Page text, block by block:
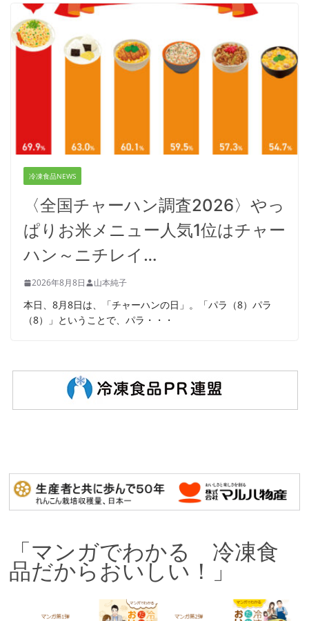
冷凍食品NEWS
〈全国チャーハン調査2026〉やっ
ぱりお米メニュー人気1位はチャー
ハン～ニチレイ…
2026年8月8日 山本純子
本日、8月8日は、「チャーハンの日」。「パラ（8）パラ
（8）」ということで、パラ・・・
「マンガでわかる 冷凍食
品だからおいしい！」